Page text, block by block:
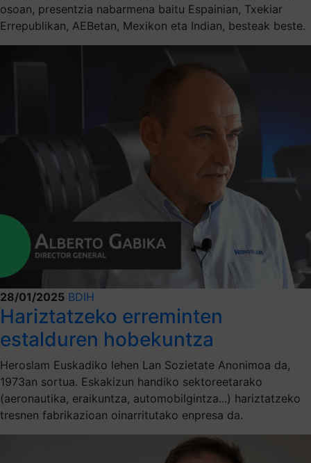
osoan, presentzia nabarmena baitu Espainian, Txekiar
Errepublikan, AEBetan, Mexikon eta Indian, besteak beste.
28/01/2025 BDIH
Hariztatzeko erreminten
estalduren hobekuntza
Heroslam Euskadiko lehen Lan Sozietate Anonimoa da,
1973an sortua. Eskakizun handiko sektoreetarako
(aeronautika, eraikuntza, automobilgintza...) hariztatzeko
tresnen fabrikazioan oinarritutako enpresa da.